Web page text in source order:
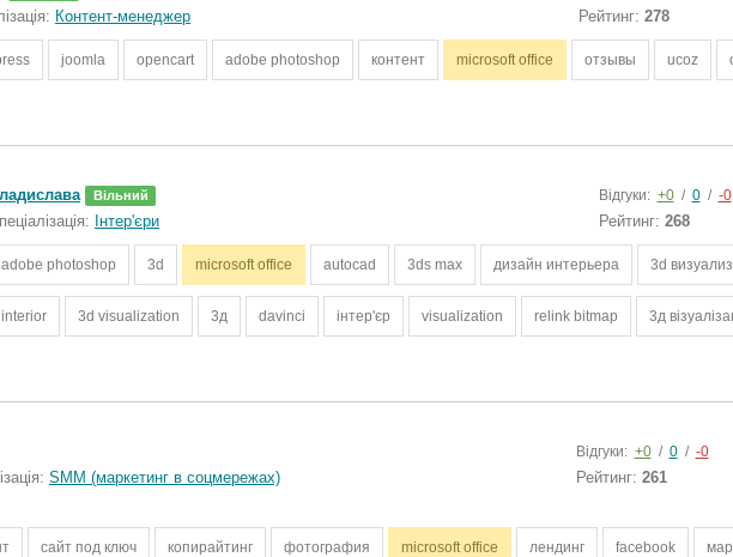
Контент-менеджер Рейтинг: 278
joomla opencart adobe photoshop контент microsoft office отзывы ucoz
Вільний
Інтер'єри
Відгуки: +0 / 0 / -0
Рейтинг: 268
adobe photoshop 3d microsoft office autocad 3ds max дизайн интерьера 3d
interior 3d visualization 3д davinci інтер'єр visualization relink bitmap 3д
SMM (маркетинг в соцмережах)
Відгуки: +0 / 0 / -0
Рейтинг: 261
сайт под ключ копирайтинг фотография microsoft office лендинг facebook